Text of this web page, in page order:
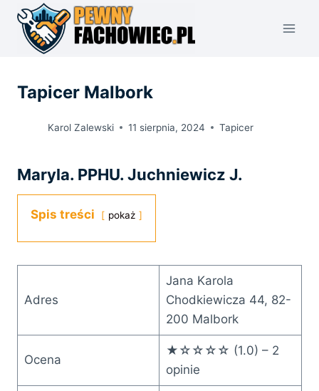
Przejdź
treści
Tapicer Malbork
Karol Zalewski 11 sierpnia, 2024 Tapicer
Maryla. PPHU. Juchniewicz J.
Spis treści pokaż
Adres
Jana Karola
Chodkiewicza 44, 82-
200 Malbork
Ocena
★☆☆☆☆ (1.0) – 2
opinie